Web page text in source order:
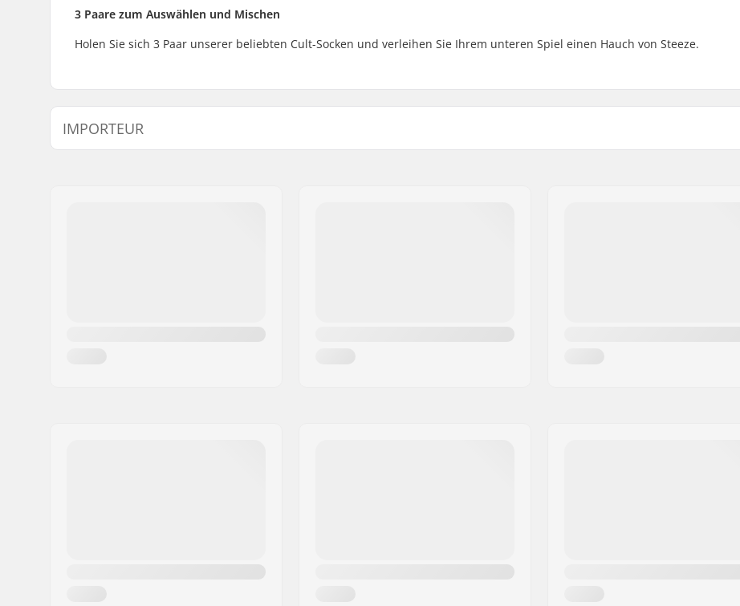
3 Paare zum Auswählen und Mischen
Holen Sie sich 3 Paar unserer beliebten Cult-Socken und verleihen Sie Ihrem unteren Spiel einen Hauch von Steeze.
IMPORTEUR